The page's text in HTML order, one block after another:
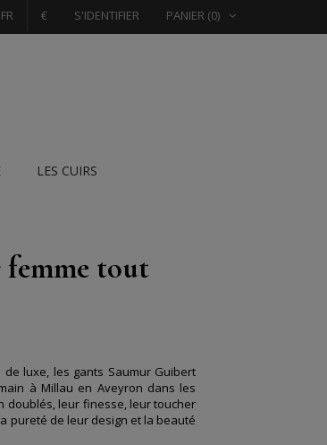
PANIER (0)
S'IDENTIFIER
€
FR
LES CUIRS
femme tout
luxe, les gants Saumur Guibert
à Millau en Aveyron dans les
doublés, leur finesse, leur toucher
pureté de leur design et la beauté